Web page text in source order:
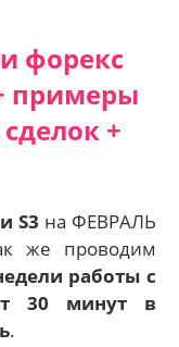
форекс
примеры
+
S3 на ФЕВРАЛЬ
же проводим
работы с
т 30 минут в
.